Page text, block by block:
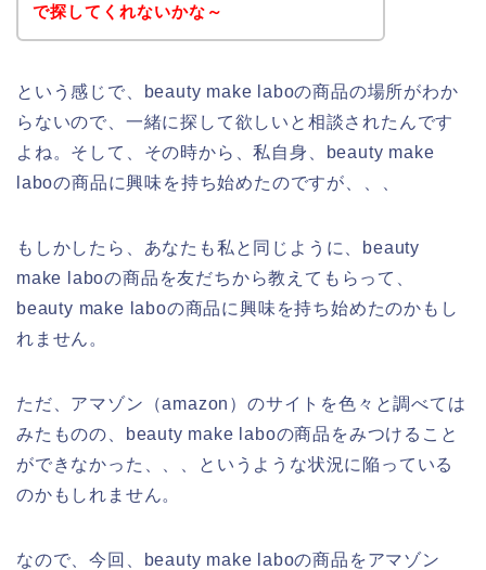
で探してくれないかな～
という感じで、beauty make laboの商品の場所がわか
らないので、一緒に探して欲しいと相談されたんです
よね。そして、その時から、私自身、beauty make
laboの商品に興味を持ち始めたのですが、、、
もしかしたら、あなたも私と同じように、beauty
make laboの商品を友だちから教えてもらって、
beauty make laboの商品に興味を持ち始めたのかもし
れません。
ただ、アマゾン（amazon）のサイトを色々と調べては
みたものの、beauty make laboの商品をみつけること
ができなかった、、、というような状況に陥っている
のかもしれません。
なので、今回、beauty make laboの商品をアマゾン